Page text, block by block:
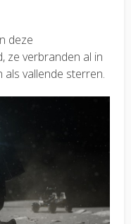
deze
ze verbranden al in
als vallende sterren.